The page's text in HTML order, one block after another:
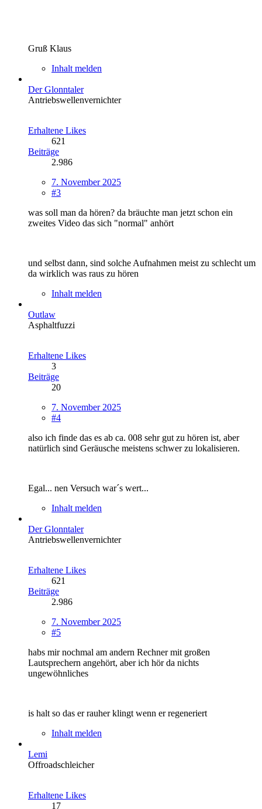
Gruß Klaus
Inhalt melden
Der Glonntaler
Antriebswellenvernichter
Erhaltene Likes
621
Beiträge
2.986
7. November 2025
#3
was soll man da hören? da bräuchte man jetzt schon ein
zweites Video das sich "normal" anhört
und selbst dann, sind solche Aufnahmen meist zu schlecht um
da wirklich was raus zu hören
Inhalt melden
Outlaw
Asphaltfuzzi
Erhaltene Likes
3
Beiträge
20
7. November 2025
#4
also ich finde das es ab ca. 008 sehr gut zu hören ist, aber
natürlich sind Geräusche meistens schwer zu lokalisieren.
Egal... nen Versuch war´s wert...
Inhalt melden
Der Glonntaler
Antriebswellenvernichter
Erhaltene Likes
621
Beiträge
2.986
7. November 2025
#5
habs mir nochmal am andern Rechner mit großen
Lautsprechern angehört, aber ich hör da nichts
ungewöhnliches
is halt so das er rauher klingt wenn er regeneriert
Inhalt melden
Lemi
Offroadschleicher
Erhaltene Likes
17